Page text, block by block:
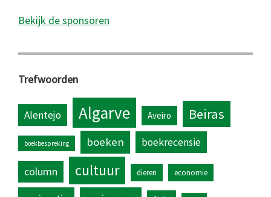
Bekijk de sponsoren
Trefwoorden
Alentejo Algarve Aveiro Beiras
boekbespreking boeken boekrecensie
column cultuur dieren economie